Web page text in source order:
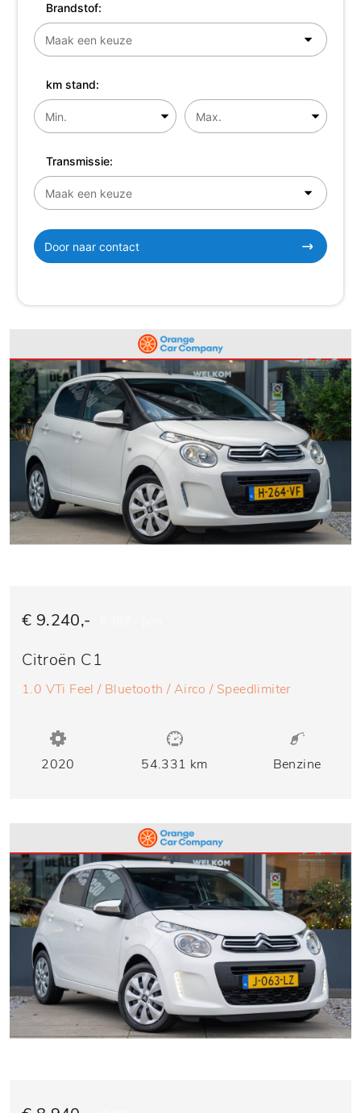
Brandstof:
km stand:
Transmissie:
Door naar contact
€ 9.240,-
Citroën C1
1.0 VTi Feel / Bluetooth / Airco / Speedlimiter
2020 54.331 km Benzine